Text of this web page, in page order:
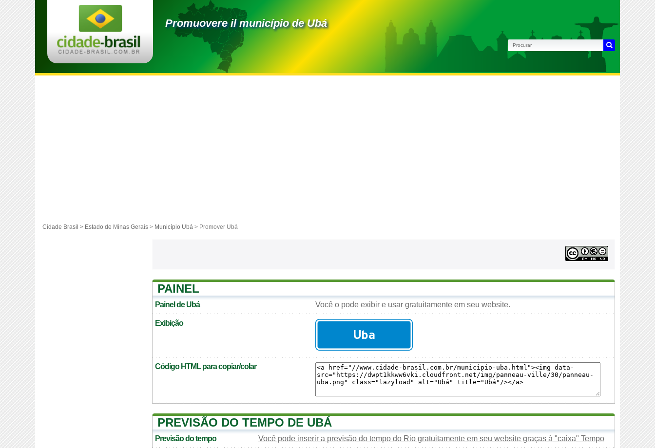
Promuovere il município de Ubá
Cidade Brasil > Estado de Minas Gerais > Município Ubá > Promover Ubá
PAINEL
Painel de Ubá Você o pode exibir e usar gratuitamente em seu website.
Exibição
Código HTML para copiar/colar
PREVISÃO DO TEMPO DE UBÁ
Previsão do tempo Você pode inserir a previsão do tempo do Rio gratuitamente em seu website graças à "caixa" Tempo